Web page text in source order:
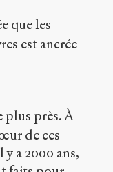
que les
est ancrée
plus près. À
de ces
y a 2000 ans,